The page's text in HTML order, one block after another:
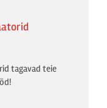
tagavad teie